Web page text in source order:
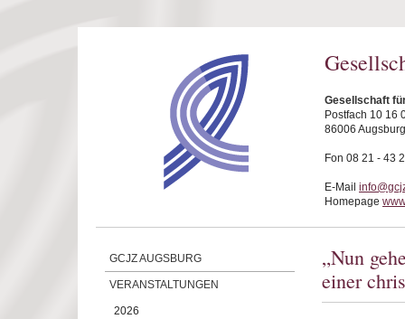
Gesellschaft
Postfach 10 16
86006 Augsburg
Fon 08 21 - 43
E-Mail
Homepage
GCJZ AUGSBURG
VERANSTALTUNGEN
2026
„Nun
einer